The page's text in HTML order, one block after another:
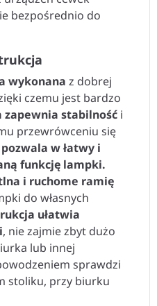
bezpośrednio do
wykonana z dobrej
czemu jest bardzo
zapewnia stabilność i
przewrówceniu się
w łatwy i
funkcję lampki.
i ruchome ramię
do własnych
ułatwia
, nie zajmie zbyt dużo
lub innej
sprawdzi
stoliku, przy biurku